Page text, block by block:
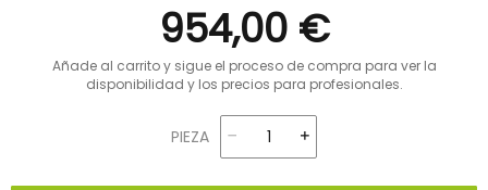
954,00 €
Añade al carrito y sigue el proceso de compra para ver la
disponibilidad y los precios para profesionales.
PIEZA